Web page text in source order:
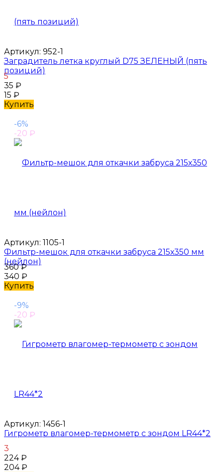
Артикул: 952-1
Заградитель летка круглый D75 ЗЕЛЕНЫЙ (пять
позиций)
5
35 ₽
15 ₽
Купить
-6%
-20 ₽
Артикул: 1105-1
Фильтр-мешок для откачки забруса 215х350 мм
(нейлон)
360₽
340 ₽
Купить
-9%
-20 ₽
Артикул: 1456-1
Гигрометр влагомер-термометр с зондом LR44*2
3
224₽
204₽